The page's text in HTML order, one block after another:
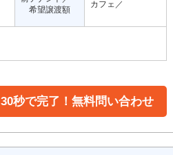
希望譲渡額
カフェ／
30秒で完了！無料問い合わせ